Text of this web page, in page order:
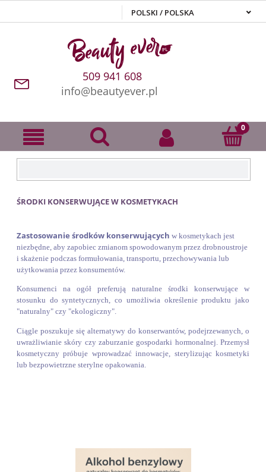
509 941 608
info@beautyever.pl
ŚRODKI KONSERWUJĄCE W KOSMETYKACH
Zastosowanie środków konserwujących w kosmetykach jest
niezbędne, aby zapobiec zmianom spowodowanym przez drobnoustroje
i skażenie podczas formułowania, transportu, przechowywania lub
użytkowania przez konsumentów.
Konsumenci na ogół preferują naturalne środki konserwujące w
stosunku do syntetycznych, co umożliwia określenie produktu jako
"naturalny" czy "ekologiczny".
Ciągle poszukuje się alternatywy do konserwantów, podejrzewanych, o
uwrażliwianie skóry czy zaburzanie gospodarki hormonalnej. Przemysł
kosmetyczny próbuje wprowadzać innowacje, sterylizując kosmetyki
lub bezpowietrzne sterylne opakowania.